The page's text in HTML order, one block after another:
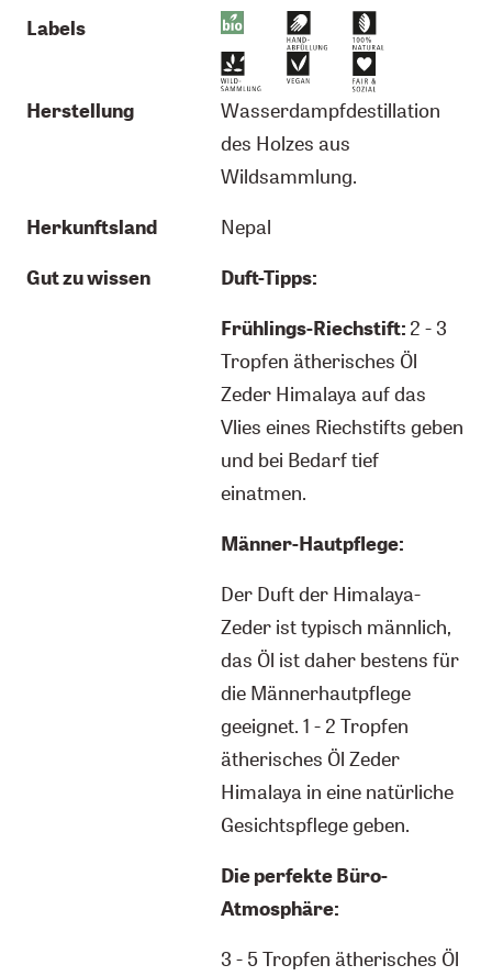
Labels
Herstellung
Wasserdampfdestillation
des Holzes aus
Wildsammlung.
Herkunftsland
Nepal
Gut zu wissen
Duft-Tipps:
Frühlings-Riechstift: 2 - 3
Tropfen ätherisches Öl
Zeder Himalaya auf das
Vlies eines Riechstifts geben
und bei Bedarf tief
einatmen.
Männer-Hautpflege:
Der Duft der Himalaya-
Zeder ist typisch männlich,
das Öl ist daher bestens für
die Männerhautpflege
geeignet. 1 - 2 Tropfen
ätherisches Öl Zeder
Himalaya in eine natürliche
Gesichtspflege geben.
Die perfekte Büro-
Atmosphäre:
3 - 5 Tropfen ätherisches Öl